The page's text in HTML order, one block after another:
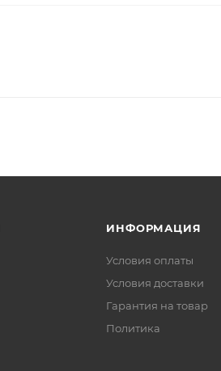
ИНФОРМАЦИЯ
Условия оплаты
Условия доставки
Гарантия на товар
Политика